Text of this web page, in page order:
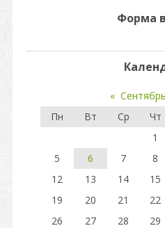
Форма
«
Пн
Вт Ср Чт
1
5
6 7 8
12
13 14 15
19
20 21 22
26
27 28 29